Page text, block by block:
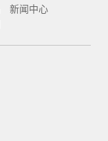
新闻中心